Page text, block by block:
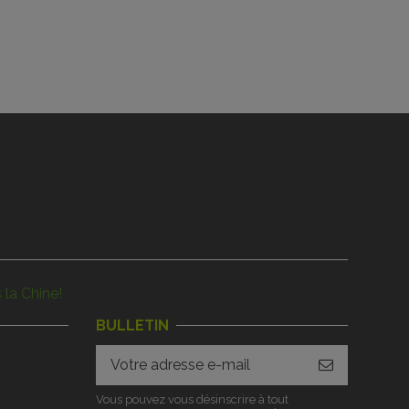
Chine!
BULLETIN
Vous pouvez vous désinscrire à tout